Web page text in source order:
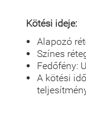
Kötési ideje:
Alapozó
Színes
Fedőfény:
A kötési